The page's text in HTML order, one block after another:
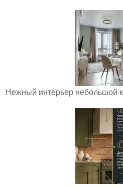
Нежный интерьер небольшой